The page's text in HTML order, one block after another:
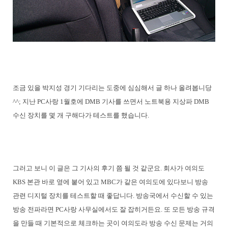
조금 있을 박지성 경기 기다리는 도중에 심심해서 글 하나 올려봅니당
^^; 지난 PC사랑 1월호에 DMB 기사를 쓰면서 노트북용 지상파 DMB
수신 장치를 몇 개 구해다가 테스트를 했습니다.
그러고 보니 이 글은 그 기사의 후기 쯤 될 것 같군요. 회사가 여의도
KBS 본관 바로 옆에 붙어 있고 MBC가 같은 여의도에 있다보니 방송
관련 디지털 장치를 테스트할 때 좋답니다. 방송국에서 수신할 수 있는
방송 전파라면 PC사랑 사무실에서도 잘 잡히거든요. 또 모든 방송 규격
을 만들 때 기본적으로 체크하는 곳이 여의도라 방송 수신 문제는 거의